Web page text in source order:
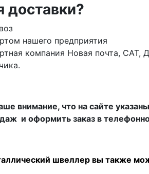
доставки?
нашего предприятия
компания Новая почта, САТ,
внимание, что на сайте
и оформить заказ в
швеллер вы также